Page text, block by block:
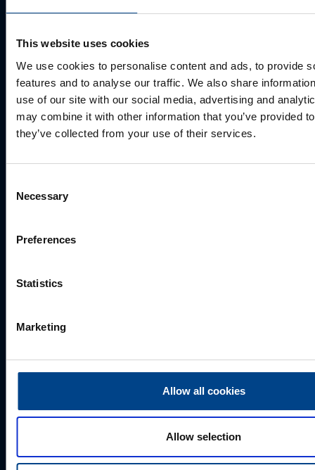
This website uses cookies
We use cookies to personalise content and ads, to provide
features and to analyse our traffic. We also share
use of our site with our social media, advertising and
may combine it with other information that you’ve provided
they’ve collected from your use of their services.
Selection
Necessary
Preferences
Statistics
Marketing
Allow all cookies
Allow selection
Mark Milvek
mark.milvek@utugroup.com
Eesnimi*
E-post*